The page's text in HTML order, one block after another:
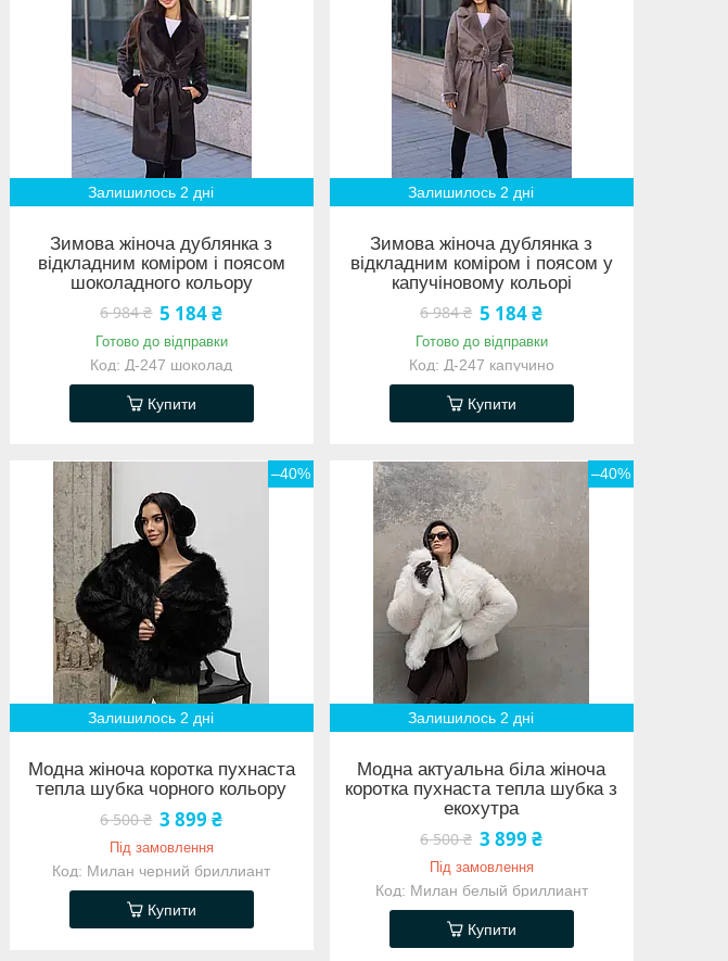
Залишилось 2 дні
Зимова жіноча дублянка з
відкладним коміром і поясом
шоколадного кольору
6 984 ₴ 5 184 ₴
Готово до відправки
Д-247 шоколад
Купити
Залишилось 2 дні
Зимова жіноча дублянка з
відкладним коміром і поясом у
капучіновому кольорі
6 984 ₴ 5 184 ₴
Готово до відправки
Д-247 капучино
Купити
–40%
Залишилось 2 дні
Модна жіноча коротка пухнаста
тепла шубка чорного кольору
6 500 ₴ 3 899 ₴
Під замовлення
Милан черний бриллиант
Купити
–40%
Залишилось 2 дні
Модна актуальна біла жіноча
коротка пухнаста тепла шубка з
екохутра
6 500 ₴ 3 899 ₴
Під замовлення
Милан белый бриллиант
Купити